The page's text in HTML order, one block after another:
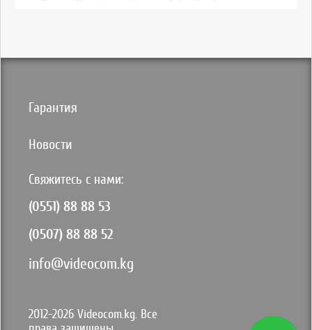
Гарантия
Новости
Свяжитесь с нами:
(0551) 88 88 53
(0507) 88 88 52
info@videocom.kg
2012-2026 Videocom.kg. Все